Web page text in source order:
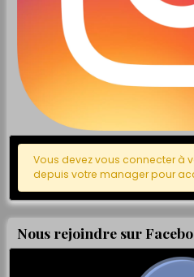
Vous devez vous connecter à
depuis votre manager pour
Nous rejoindre sur